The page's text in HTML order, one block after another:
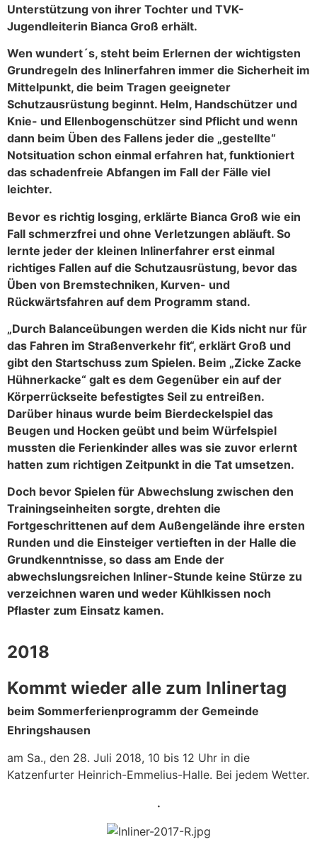
Unterstützung von ihrer Tochter und TVK-
Jugendleiterin Bianca Groß erhält.
Wen wundert´s, steht beim Erlernen der wichtigsten
Grundregeln des Inlinerfahren immer die Sicherheit im
Mittelpunkt, die beim Tragen geeigneter
Schutzausrüstung beginnt. Helm, Handschützer und
Knie- und Ellenbogenschützer sind Pflicht und wenn
dann beim Üben des Fallens jeder die „gestellte“
Notsituation schon einmal erfahren hat, funktioniert
das schadenfreie Abfangen im Fall der Fälle viel
leichter.
Bevor es richtig losging, erklärte Bianca Groß wie ein
Fall schmerzfrei und ohne Verletzungen abläuft. So
lernte jeder der kleinen Inlinerfahrer erst einmal
richtiges Fallen auf die Schutzausrüstung, bevor das
Üben von Bremstechniken, Kurven- und
Rückwärtsfahren auf dem Programm stand.
„Durch Balanceübungen werden die Kids nicht nur für
das Fahren im Straßenverkehr fit“, erklärt Groß und
gibt den Startschuss zum Spielen. Beim „Zicke Zacke
Hühnerkacke“ galt es dem Gegenüber ein auf der
Körperrückseite befestigtes Seil zu entreißen.
Darüber hinaus wurde beim Bierdeckelspiel das
Beugen und Hocken geübt und beim Würfelspiel
mussten die Ferienkinder alles was sie zuvor erlernt
hatten zum richtigen Zeitpunkt in die Tat umsetzen.
Doch bevor Spielen für Abwechslung zwischen den
Trainingseinheiten sorgte, drehten die
Fortgeschrittenen auf dem Außengelände ihre ersten
Runden und die Einsteiger vertieften in der Halle die
Grundkenntnisse, so dass am Ende der
abwechslungsreichen Inliner-Stunde keine Stürze zu
verzeichnen waren und weder Kühlkissen noch
Pflaster zum Einsatz kamen.
2018
Kommt wieder alle zum Inlinertag
beim Sommerferienprogramm der Gemeinde
Ehringshausen
am Sa., den 28. Juli 2018, 10 bis 12 Uhr in die
Katzenfurter Heinrich-Emmelius-Halle. Bei jedem Wetter.
.